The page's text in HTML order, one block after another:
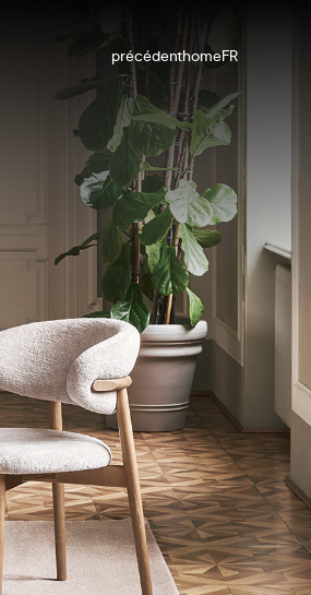
précédenthomeFR